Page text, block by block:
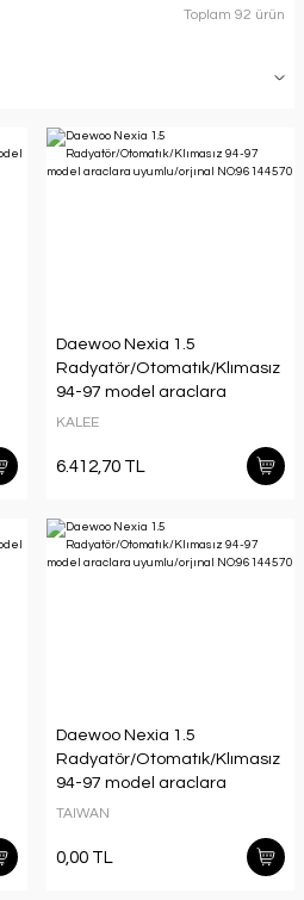
Toplam 92 ürün
Daewoo Nexia 1.5
Radyatör/Otomatık/Klımasız
94-97 model araclara
uyumlu/orjınal NO:96144570
KALEE
6.412,70 TL
Daewoo Nexia 1.5
Radyatör/Otomatık/Klımasız
94-97 model araclara
uyumlu/orjınal NO:96144570
TAIWAN
0,00 TL